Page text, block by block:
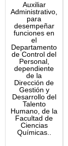
Auxiliar
Administrativo,
para
desempeñar
funciones en
el
Departamento
de Control del
Personal,
dependiente
de la
Dirección de
Gestión y
Desarrollo del
Talento
Humano, de la
Facultad de
Ciencias
Químicas..